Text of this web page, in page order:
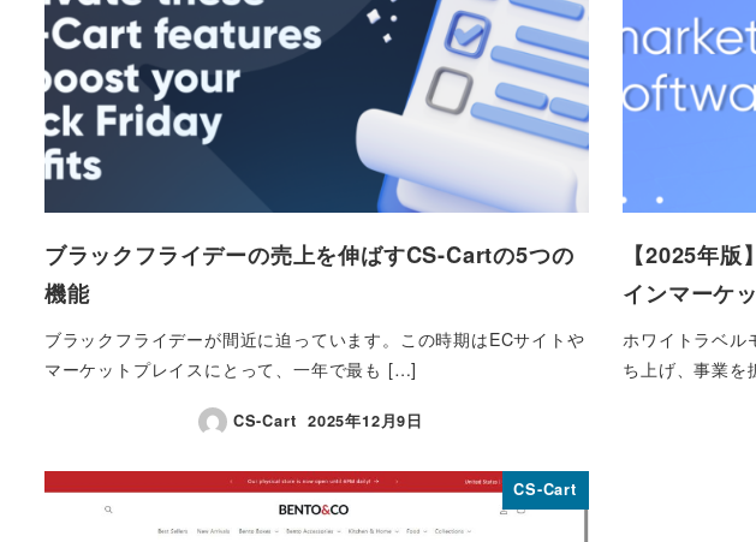
ブラックフライデーの売上を伸ばすCS-Cartの5つの
機能
ブラックフライデーが間近に迫っています。この時期はECサイトや
マーケットプレイスにとって、一年で最も […]
CS-Cart
投稿日
2025年12月9日
【2025年
インマーケ
ホワイトラベル
ち上げ、事業
CS-Cart